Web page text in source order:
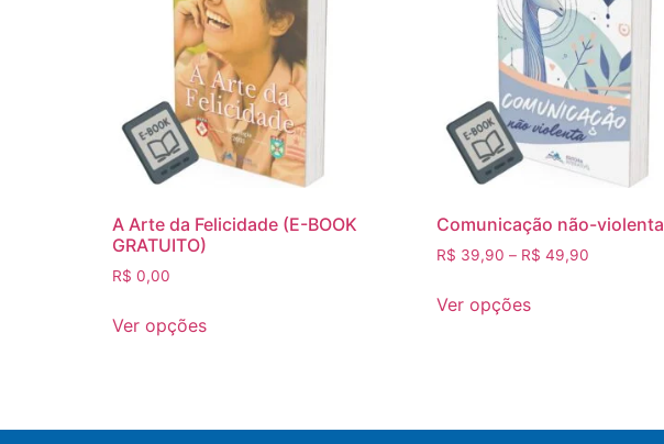
A Arte da Felicidade (E-BOOK
GRATUITO)
R$ 0,00
Ver opções
Comunicação não-violenta
R$ 39,90 – R$ 49,90
Ver opções